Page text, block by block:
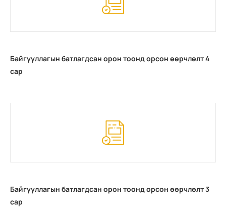
Байгууллагын батлагдсан орон тоонд орсон өөрчлөлт 4
сар
Байгууллагын батлагдсан орон тоонд орсон өөрчлөлт 3
сар